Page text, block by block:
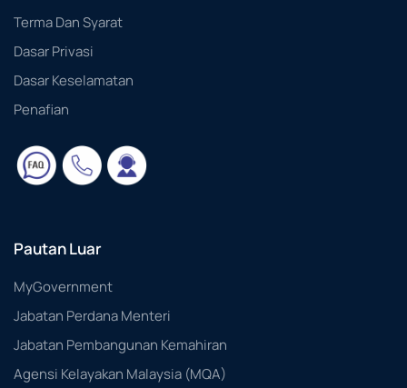
Terma Dan Syarat
Dasar Privasi
Dasar Keselamatan
Penafian
Pautan Luar
MyGovernment
Jabatan Perdana Menteri
Jabatan Pembangunan Kemahiran
Agensi Kelayakan Malaysia (MQA)